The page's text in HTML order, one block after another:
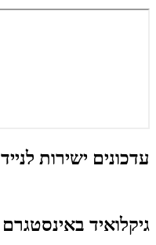
עדכונים ישירות לנייד
גיקלואיד באינסטגרם